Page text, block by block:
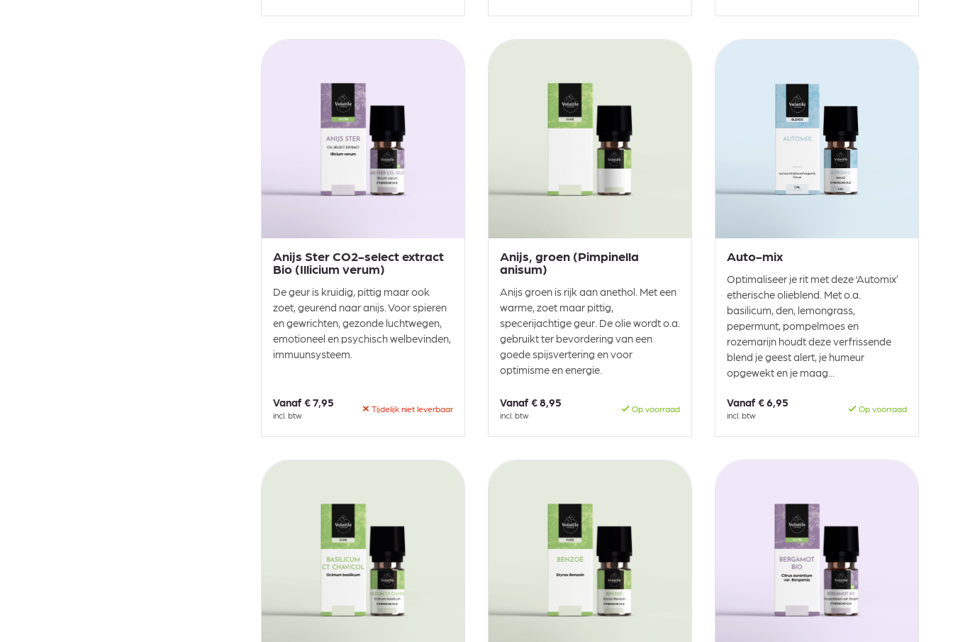
Anijs Ster CO2-select extract
Bio (Illicium verum)
De geur is kruidig, pittig maar ook
zoet, geurend naar anijs. Voor spieren
en gewrichten, gezonde luchtwegen,
emotioneel en psychisch welbevinden,
immuunsysteem.
Vanaf € 7,95
incl. btw
Tijdelijk niet leverbaar
Anijs, groen (Pimpinella
anisum)
Anijs groen is rijk aan anethol. Met een
warme, zoet maar pittig,
specerijachtige geur. De olie wordt o.a.
gebruikt ter bevordering van een
goede spijsvertering en voor
optimisme en energie.
Vanaf € 8,95
incl. btw
Op voorraad
Auto-mix
Optimaliseer je rit met deze ‘Automix’
etherische olieblend. Met o.a.
basilicum, den, lemongrass,
pepermunt, pompelmoes en
rozemarijn houdt deze verfrissende
blend je geest alert, je humeur
opgewekt en je maag...
Vanaf € 6,95
incl. btw
Op voorraad